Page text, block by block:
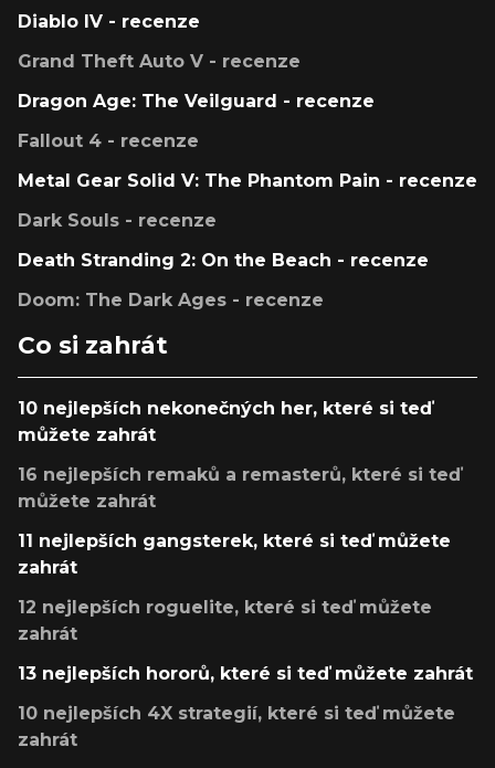
Diablo IV - recenze
Grand Theft Auto V - recenze
Dragon Age: The Veilguard - recenze
Fallout 4 - recenze
Metal Gear Solid V: The Phantom Pain - recenze
Dark Souls - recenze
Death Stranding 2: On the Beach - recenze
Doom: The Dark Ages - recenze
Co si zahrát
10 nejlepších nekonečných her, které si teď
můžete zahrát
16 nejlepších remaků a remasterů, které si teď
můžete zahrát
11 nejlepších gangsterek, které si teď můžete
zahrát
12 nejlepších roguelite, které si teď můžete
zahrát
13 nejlepších hororů, které si teď můžete zahrát
10 nejlepších 4X strategií, které si teď můžete
zahrát